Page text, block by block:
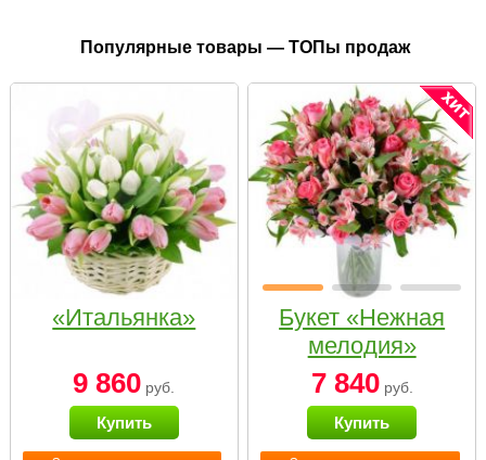
Популярные товары — ТОПы продаж
«Итальянка»
9 860 руб.
Купить
Букет «Нежная
мелодия»
7 840руб.
Купить